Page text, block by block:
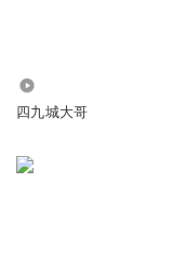
四九城大哥